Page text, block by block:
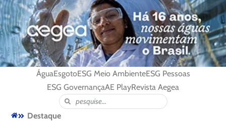
ÁguaEsgotoESG Meio AmbienteESG Pessoas
ESG GovernançaAE PlayRevista Aegea
Destaque